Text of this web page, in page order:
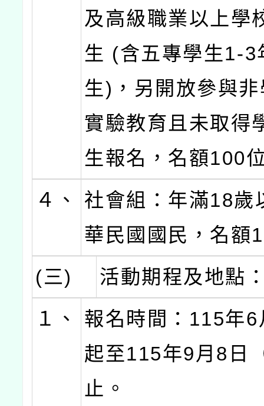
及高級職業以上學
生 (含五專學生1-3
生)，另開放參與
實驗教育且未取得
生報名，名額100
４、
社會組：年滿18歲
華民國國民，名額
(三)
活動期程及地點
１、
報名時間：115年
起至115年9月8日
止。